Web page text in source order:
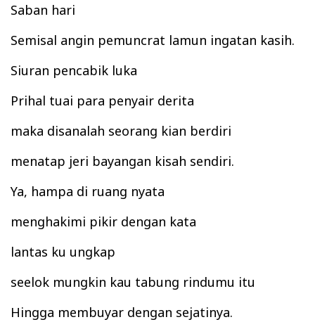
Saban hari
Semisal angin pemuncrat lamun ingatan kasih.
Siuran pencabik luka
Prihal tuai para penyair derita
maka disanalah seorang kian berdiri
menatap jeri bayangan kisah sendiri.
Ya, hampa di ruang nyata
menghakimi pikir dengan kata
lantas ku ungkap
seelok mungkin kau tabung rindumu itu
Hingga membuyar dengan sejatinya.